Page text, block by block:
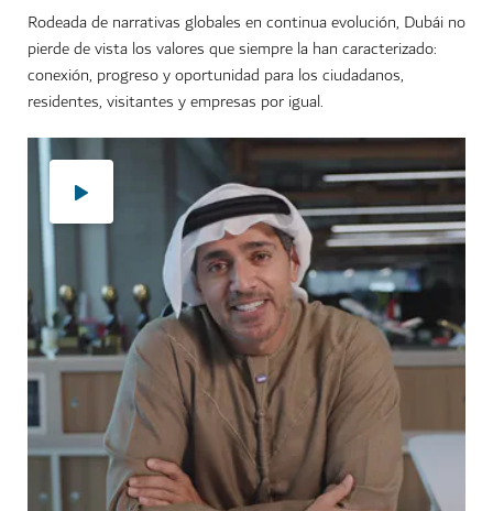
Rodeada de narrativas globales en continua evolución, Dubái no
pierde de vista los valores que siempre la han caracterizado:
conexión, progreso y oportunidad para los ciudadanos,
residentes, visitantes y empresas por igual.